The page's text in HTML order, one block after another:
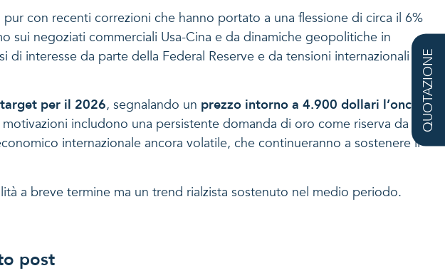
pur con recenti correzioni che hanno portato a una flessione di circa il 6%
sui negoziati commerciali Usa-Cina e da dinamiche geopolitiche in
interesse da parte della Federal Reserve e da tensioni internazionali
per il 2026, segnalando un prezzo intorno a 4.900 dollari l’oncia
includono una persistente domanda di oro come riserva da
internazionale ancora volatile, che continueranno a sostenere il
a breve termine ma un trend rialzista sostenuto nel medio periodo.
post
QUOTAZIONE